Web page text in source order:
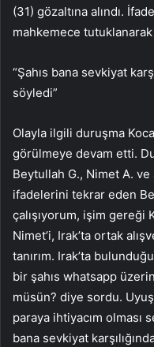
(31) gözaltına alındı.
mahkemece
“Şahıs bana sevkiyat
söyledi”
Olayla ilgili duruşma
görülmeye devam etti.
Beytullah G., Nimet A. ve
ifadelerini tekrar eden
çalışıyorum, işim gereği
Nimet’i, Irak’ta ortak
tanırım. Irak’ta
bir şahıs whatsapp
müsün? diye sordu.
paraya ihtiyacım olması
bana sevkiyat